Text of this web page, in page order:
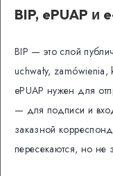
BIP, ePUAP и
BIP — это слой
uchwały,
ePUAP нужен для
— для подписи и
заказной
пересекаются, но не